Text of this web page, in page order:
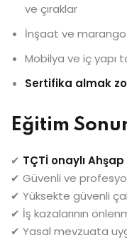
ve çıraklar
İnşaat ve
Mobilya ve iç yapı
Sertifika almak
Eğitim
✔ TÇTİ onaylı
✔ Güvenli ve
✔ Yüksekte güvenli
✔ İş kazalarının
✔ Yasal mevzuata